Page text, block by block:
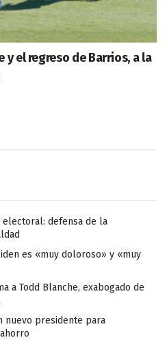
y el regreso de Barrios, a la
defensa de la
es «muy doloroso» y «muy
a Todd Blanche, exabogado de
nuevo presidente para